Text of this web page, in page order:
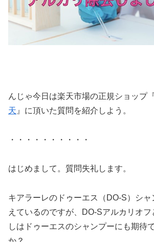
んじゃ今日は楽天市場の正規ショップ
天 』に頂いた質問を紹介しよう。
・・・・・・・・・・
はじめまして。質問失礼します。
キアラーレのドゥーエス（DO-S）シ
えているのですが、DO-Sアルカリオ
しはドゥーエスのシャンプーにも期待